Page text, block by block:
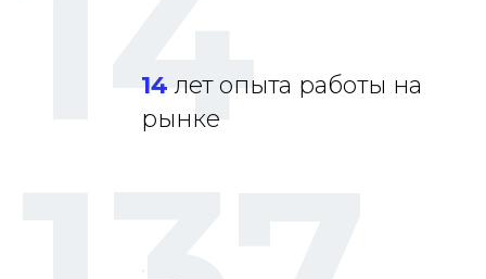
14 лет опыта работы на
рынке